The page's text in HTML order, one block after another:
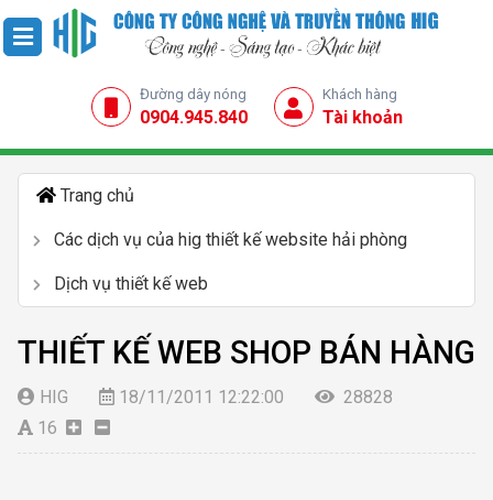
Đường dây nóng
0904.945.840
Khách hàng
Tài khoản
Trang chủ
Các dịch vụ của hig thiết kế website hải phòng
Dịch vụ thiết kế web
THIẾT KẾ WEB SHOP BÁN HÀNG
HIG 18/11/2011 12:22:00
28828
16